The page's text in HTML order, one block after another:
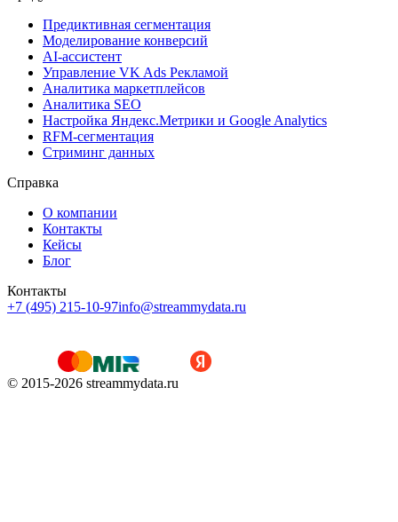
Предиктивная сегментация
Моделирование конверсий
AI-ассистент
Управление VK Ads Рекламой
Аналитика маркетплейсов
Аналитика SEO
Настройка Яндекс.Метрики и Google Analytics
RFM-сегментация
Cтриминг данных
Справка
О компании
Контакты
Кейсы
Блог
Контакты
+7 (495) 215-10-97info@streammydata.ru
© 2015-2026 streammydata.ru